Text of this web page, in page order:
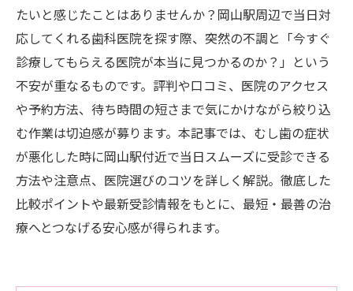
たいと感じたことはありませんか？岡山駅周辺で当日対
応してくれる歯科医院を探す際、突然の不調と「今すぐ
診療してもらえる医院が本当に見つかるのか？」という
不安が重なるものです。評判や口コミ、医院のアクセス
や予約方法、待ち時間の短さまで気にかけながら絞り込
む作業は切迫感が募ります。本記事では、むし歯の症状
が悪化した時に岡山駅付近で当日スムーズに受診できる
方法や注意点、医院選びのコツを詳しく解説。徹底した
比較ポイントや最新受診情報をもとに、最短・最善の治
療へとつなげる安心感が得られます。